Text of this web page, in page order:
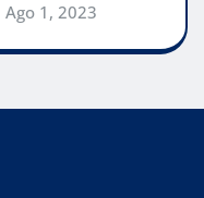
Ago 1, 2023